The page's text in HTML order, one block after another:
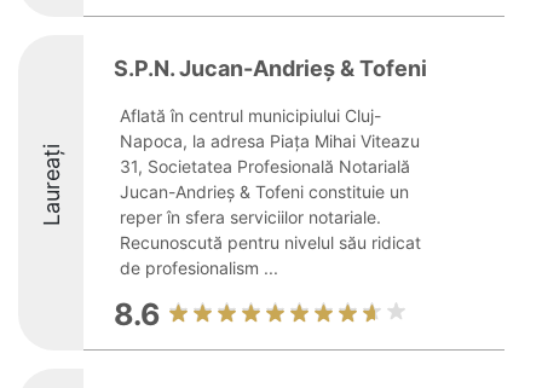
Laureați
S.P.N. Jucan-Andrieș & Tofeni
Aflată în centrul municipiului Cluj-
Napoca, la adresa Piața Mihai Viteazu
31, Societatea Profesională Notarială
Jucan-Andrieș & Tofeni constituie un
reper în sfera serviciilor notariale.
Recunoscută pentru nivelul său ridicat
de profesionalism ...
8.6